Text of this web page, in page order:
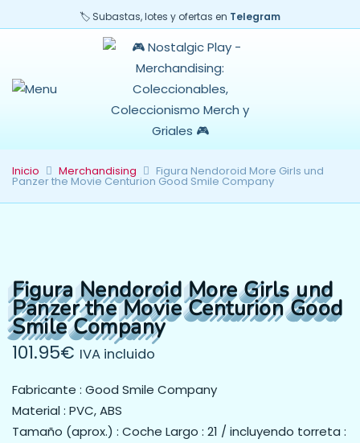
🏷️ Subastas, lotes y ofertas en Telegram
Inicio Merchandising Figura Nendoroid More Girls und
Panzer the Movie Centurion Good Smile Company
Figura Nendoroid More Girls und
Panzer the Movie Centurion Good
Smile Company
101.95€ IVA incluido
Fabricante : Good Smile Company
Material : PVC, ABS
Tamaño (aprox.) : Coche Largo : 21 / incluyendo torreta :